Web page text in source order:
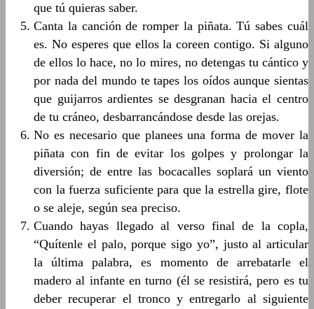
que tú quieras saber.
Canta la canción de romper la piñata. Tú sabes cuál
es. No esperes que ellos la coreen contigo. Si alguno
de ellos lo hace, no lo mires, no detengas tu cántico y
por nada del mundo te tapes los oídos aunque sientas
que guijarros ardientes se desgranan hacia el centro
de tu cráneo, desbarrancándose desde las orejas.
No es necesario que planees una forma de mover la
piñata con fin de evitar los golpes y prolongar la
diversión; de entre las bocacalles soplará un viento
con la fuerza suficiente para que la estrella gire, flote
o se aleje, según sea preciso.
Cuando hayas llegado al verso final de la copla,
“Quítenle el palo, porque sigo yo”, justo al articular
la última palabra, es momento de arrebatarle el
madero al infante en turno (él se resistirá, pero es tu
deber recuperar el tronco y entregarlo al siguiente